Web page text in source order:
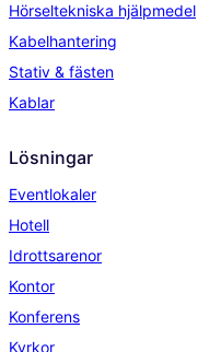
Hörseltekniska hjälpmedel
Kabelhantering
Stativ & fästen
Kablar
Lösningar
Eventlokaler
Hotell
Idrottsarenor
Kontor
Konferens
Kyrkor